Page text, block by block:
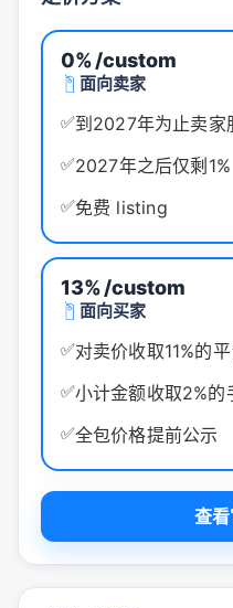
0%/custom
面向卖家
✅到2027年为止卖家
✅2027年之后仅剩1%
✅免费 listing
13%/custom
面向买家
✅对卖价收取11%的
✅小计金额收取2%的
✅全包价格提前公示
查